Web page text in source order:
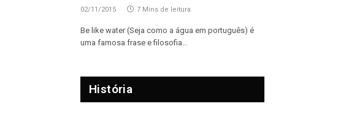
02/11/2015 7 Mins de leitura
Be like water (Seja como a água em português) é
uma famosa frase e filosofia…
História